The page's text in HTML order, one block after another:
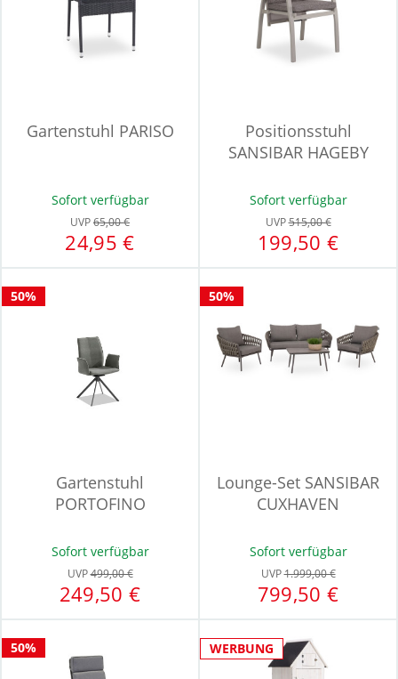
Gartenstuhl PARISO
Sofort verfügbar
UVP65,00 €
24,95 €
Positionsstuhl
SANSIBAR HAGEBY
Sofort verfügbar
UVP515,00 €
199,50 €
50%
Gartenstuhl
PORTOFINO
Sofort verfügbar
UVP499,00 €
249,50 €
50%
Lounge-Set SANSIBAR
CUXHAVEN
Sofort verfügbar
UVP1.999,00 €
799,50 €
50% WERBUNG